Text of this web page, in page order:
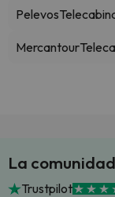
Pelevos
Mercantour
La
Trustpilot